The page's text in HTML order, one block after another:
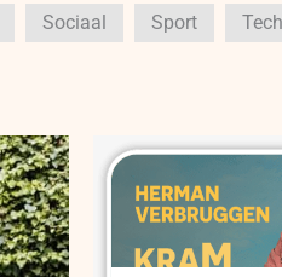
Sociaal Sport